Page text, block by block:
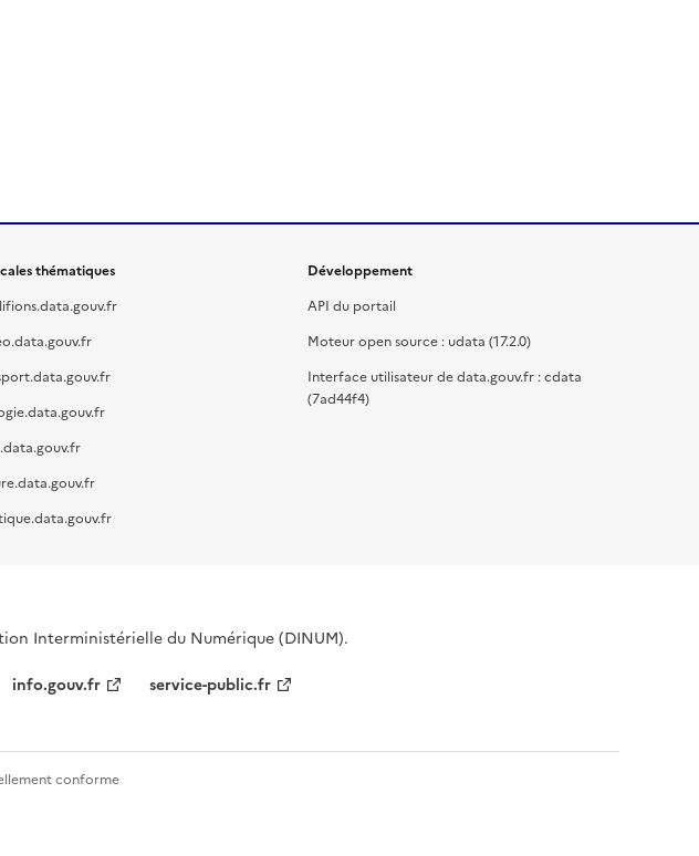
thématiques
Développement
API du portail
Moteur open source : udata (17.2.0)
Interface utilisateur de data.gouv.fr : cdata
(7ad44f4)
Interministérielle du Numérique (DINUM).
info.gouv.fr service-public.fr
conforme